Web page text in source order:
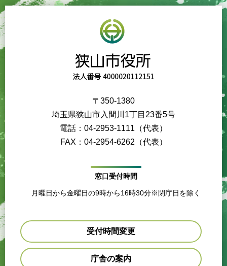
〒350-1380
埼玉県狭山市入間川1丁目23番5号
電話：04-2953-1111（代表）
FAX：04-2954-6262（代表）
窓口受付時間
月曜日から金曜日の9時から16時30分※閉庁日を除く
受付時間変更
庁舎の案内